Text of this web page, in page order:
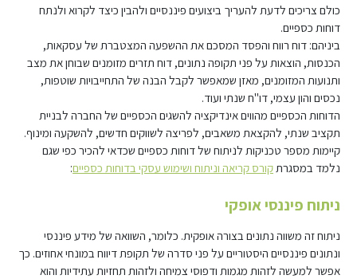
כולם צריכים לדעת להעריך ביצועים פיננסיים ולהבין כיצד לקרוא ולנתח
דוחות כספיים.
ביניהם: דוח רווח והפסד המסכם את ההשפעה המצטברת של עסקאות,
הכנסות, הוצאות על פני תקופה נתונים, דוח תזרים מזומנים שבוחן את מצב
ותנועות המזומנים, מאזן שמאפשר לקבל הבנה של התחייבויות שוטפות,
נכסים והון עצמי, דו"ח שנתי ועוד.
הדוחות הכספיים מהווים אינדיקציה להשגים הכספיים של החברה לבניית
תקציב שנתי, להקצאת משאבים, לפריצה לשווקים חדשים, להשקעה ומינוף.
קיימות מספר טכניקות לניתוח של דוחות כספיים שכדאי להכיר כפי שגם
נלמד במסגרתקורס קריאה וניתוח ושימוש עסקי בדוחות כספיים:
ניתוח פיננסי אופקי
ניתוח זה משווה נתונים בצורה אופקית. כלומר, השוואה של מידע פיננסי
ונתונים פיננסיים היסטוריים על פני סדרה של תקופת דיווח במונחי אחוזים. כך
אפשר למעשה לזהות מגמות ודפוסי צמיחה ולזהות תחזיות עתידיות והוא